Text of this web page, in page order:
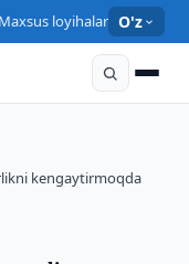
loyihalar O'z
kengaytirmoqda